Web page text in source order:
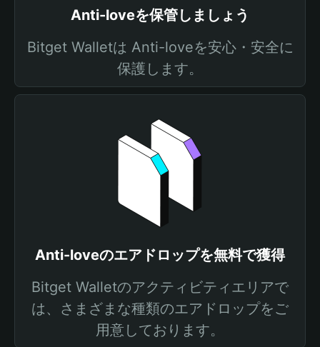
Anti-loveを保管しましょう
Bitget Walletは Anti-loveを安心・安全に
保護します。
Anti-loveのエアドロップを無料で獲得
Bitget Walletのアクティビティエリアで
は、さまざまな種類のエアドロップをご
用意しております。